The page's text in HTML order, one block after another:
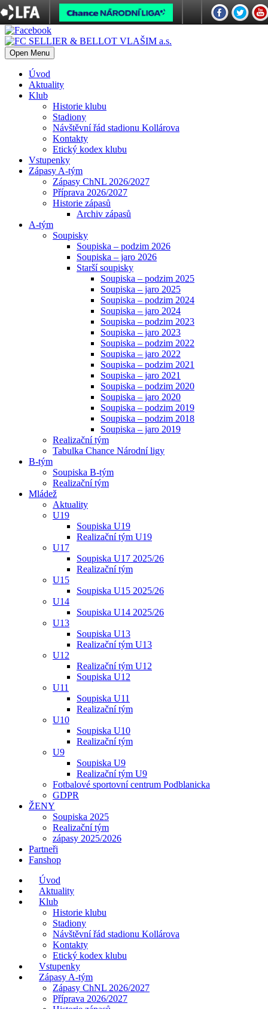
Open Menu
Úvod
Aktuality
Klub
Historie klubu
Stadiony
Návštěvní řád stadionu Kollárova
Kontakty
Etický kodex klubu
Vstupenky
Zápasy A-tým
Zápasy ChNL 2026/2027
Příprava 2026/2027
Historie zápasů
Archiv zápasů
A-tým
Soupisky
Soupiska – podzim 2026
Soupiska – jaro 2026
Starší soupisky
Soupiska – podzim 2025
Soupiska – jaro 2025
Soupiska – podzim 2024
Soupiska – jaro 2024
Soupiska – podzim 2023
Soupiska – jaro 2023
Soupiska – podzim 2022
Soupiska – jaro 2022
Soupiska – podzim 2021
Soupiska – jaro 2021
Soupiska – podzim 2020
Soupiska – jaro 2020
Soupiska – podzim 2019
Soupiska – podzim 2018
Soupiska – jaro 2019
Realizační tým
Tabulka Chance Národní ligy
B-tým
Soupiska B-tým
Realizační tým
Mládež
Aktuality
U19
Soupiska U19
Realizační tým U19
U17
Soupiska U17 2025/26
Realizační tým
U15
Soupiska U15 2025/26
U14
Soupiska U14 2025/26
U13
Soupiska U13
Realizační tým U13
U12
Realizační tým U12
Soupiska U12
U11
Soupiska U11
Realizační tým
U10
Soupiska U10
Realizační tým
U9
Soupiska U9
Realizační tým U9
Fotbalové sportovní centrum Podblanicka
GDPR
ŽENY
Soupiska 2025
Realizační tým
zápasy 2025/2026
Partneři
Fanshop
Úvod
Aktuality
Klub
Historie klubu
Stadiony
Návštěvní řád stadionu Kollárova
Kontakty
Etický kodex klubu
Vstupenky
Zápasy A-tým
Zápasy ChNL 2026/2027
Příprava 2026/2027